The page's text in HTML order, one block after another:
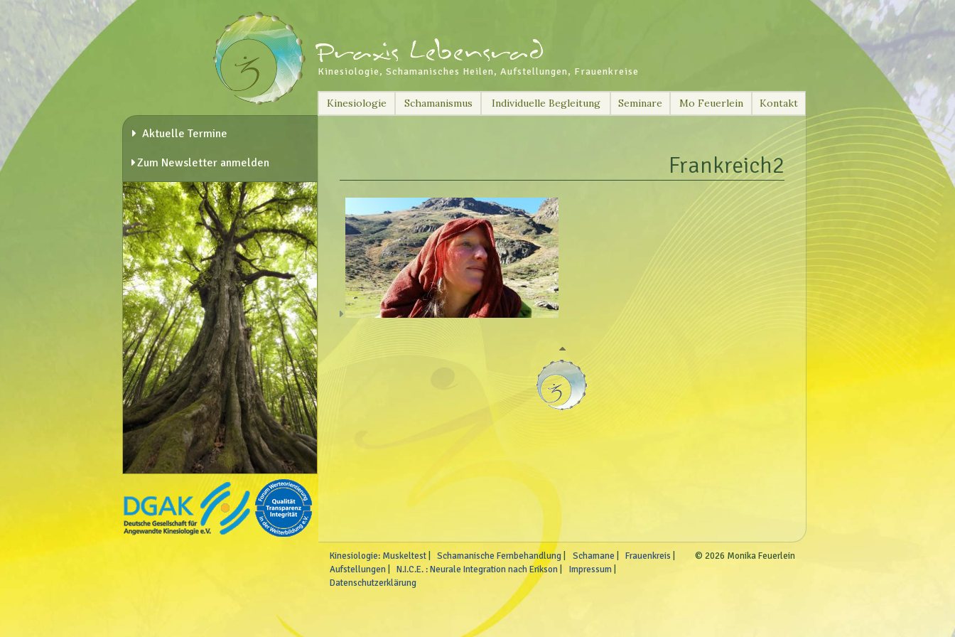
Kinesiologie, Schamanisches Heilen, Aufstellungen, Frauenkreise
Skip
to
Kinesiologie Schamanismus Individuelle Begleitung Seminare Mo Feuerlein Kontakt
Frankreich2
Aktuelle Termine
Zum Newsletter anmelden
Kinesiologie: Muskeltest Schamanische Fernbehandlung Schamane
Frauenkreis
Aufstellungen
N.I.C.E. : Neurale Integration nach Erikson
Impressum
Datenschutzerklärung
© 2026 Monika Feuerlein